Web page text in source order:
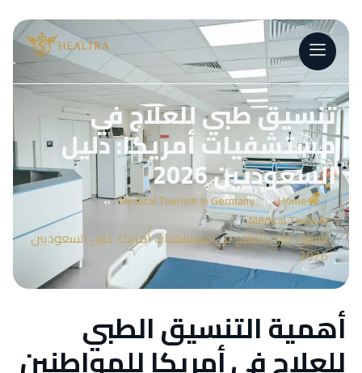
تنسيق طبي للعلاج في
مستشفيات أمريكا: دليل
السعوديين 2026
Home
»
Medical Tourism in Germany
»
Medical Tourism
»
تنسيق طبي للعلاج في مستشفيات أمريكا: دليل السعوديين
2026
أهمية التنسيق الطبي
للعلاج في أمريكا للمواطنين